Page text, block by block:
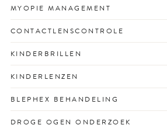
schoolprestaties met vertrouwen.
MYOPIE MANAGEMENT
lenzen of glazen.
CONTACTLENSCONTROLE
contactlenzen door een specialist.
KINDERBRILLEN
passend bij elk gezicht en karakter.
KINDERLENZEN
ogen.
BLEPHEX BEHANDELING
DROGE OGEN ONDERZOEK